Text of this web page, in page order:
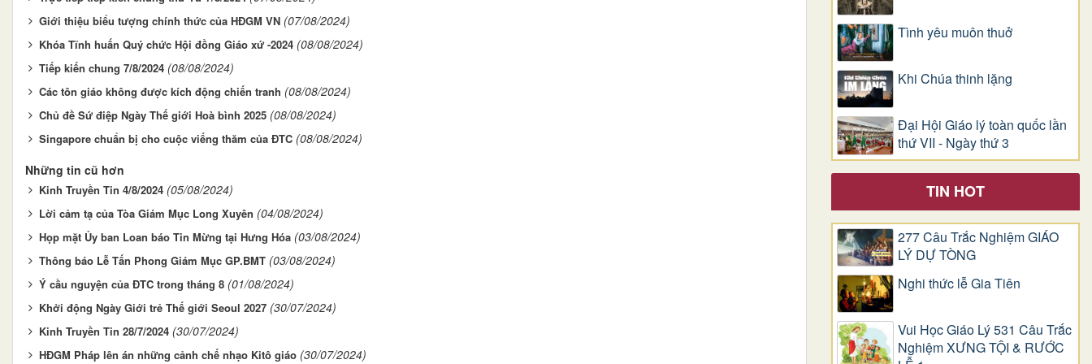
Giới thiệu biểu tượng chính thức của HĐGM VN (07/08/2024)
Khóa Tĩnh huấn Quý chức Hội đồng Giáo xứ -2024 (08/08/2024)
Tiếp kiến chung 7/8/2024 (08/08/2024)
Các tôn giáo không được kích động chiến tranh (08/08/2024)
Chủ đề Sứ điệp Ngày Thế giới Hoà bình 2025 (08/08/2024)
Singapore chuẩn bị cho cuộc viếng thăm của ĐTC (08/08/2024)
Những tin cũ hơn
Kinh Truyền Tin 4/8/2024 (05/08/2024)
Lời cảm tạ của Tòa Giám Mục Long Xuyên (04/08/2024)
Họp mặt Ủy ban Loan báo Tin Mừng tại Hưng Hóa (03/08/2024)
Thông báo Lễ Tấn Phong Giám Mục GP.BMT (03/08/2024)
Ý cầu nguyện của ĐTC trong tháng 8 (01/08/2024)
Khởi động Ngày Giới trẻ Thế giới Seoul 2027 (30/07/2024)
Kinh Truyền Tin 28/7/2024 (30/07/2024)
HĐGM Pháp lên án những cảnh chế nhạo Kitô giáo (30/07/2024)
Tình yêu muôn thuở
Khi Chúa thinh lặng
Đại Hội Giáo lý toàn quốc lần
thứ VII - Ngày thứ 3
TIN HOT
277 Câu Trắc Nghiệm GIÁO
LÝ DỰ TÒNG
Nghi thức lễ Gia Tiên
Vui Học Giáo Lý 531 Câu Trắc
Nghiệm XƯNG TỘI & RƯỚC